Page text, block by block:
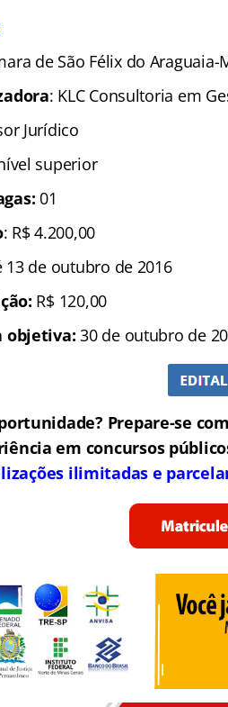
de São Félix do Araguaia-
: KLC Consultoria em
Jurídico
superior
01
: R$ 4.200,00
13 de outubro de 2016
R$ 120,00
objetiva:30 de outubro de
Prepare-se
em concursos
ilimitadas e